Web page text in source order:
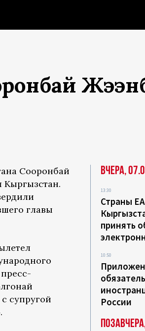
Сооронбай
Кыргызстан.
главы
супругой
Вчера,
13:30
Страны
принять
10:50
России